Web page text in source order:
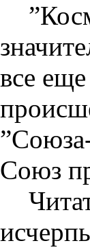
все
Союз